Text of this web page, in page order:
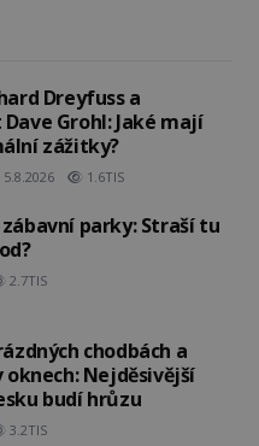
Dreyfuss a
Grohl: Jaké mají
zážitky?
5.8.2026 1.6TIS
parky: Straší tu
2.7TIS
chodbách a
Nejděsivější
budí hrůzu
3.2TIS